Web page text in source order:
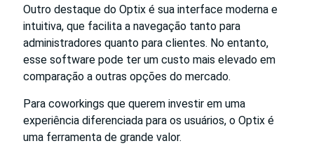
Outro destaque do Optix é sua interface moderna e
intuitiva, que facilita a navegação tanto para
administradores quanto para clientes. No entanto,
esse software pode ter um custo mais elevado em
comparação a outras opções do mercado.
Para coworkings que querem investir em uma
experiência diferenciada para os usuários, o Optix é
uma ferramenta de grande valor.